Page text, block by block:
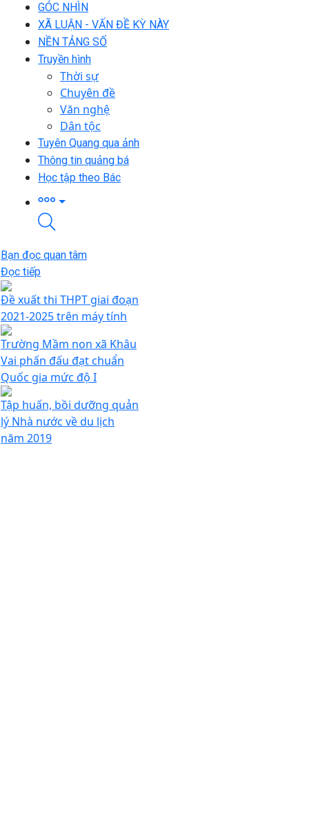
GÓC NHÌN
XÃ LUẬN - VẤN ĐỀ KỲ NÀY
NỀN TẢNG SỐ
Truyền hình
Thời sự
Chuyên đề
Văn nghệ
Dân tộc
Tuyên Quang qua ảnh
Thông tin quảng bá
Học tập theo Bác
Bạn đọc quan tâm
Đọc tiếp
Đề xuất thi THPT giai đoạn
2021-2025 trên máy tính
Trường Mầm non xã Khâu
Vai phấn đấu đạt chuẩn
Quốc gia mức độ I
Tập huấn, bồi dưỡng quản
lý Nhà nước về du lịch
năm 2019